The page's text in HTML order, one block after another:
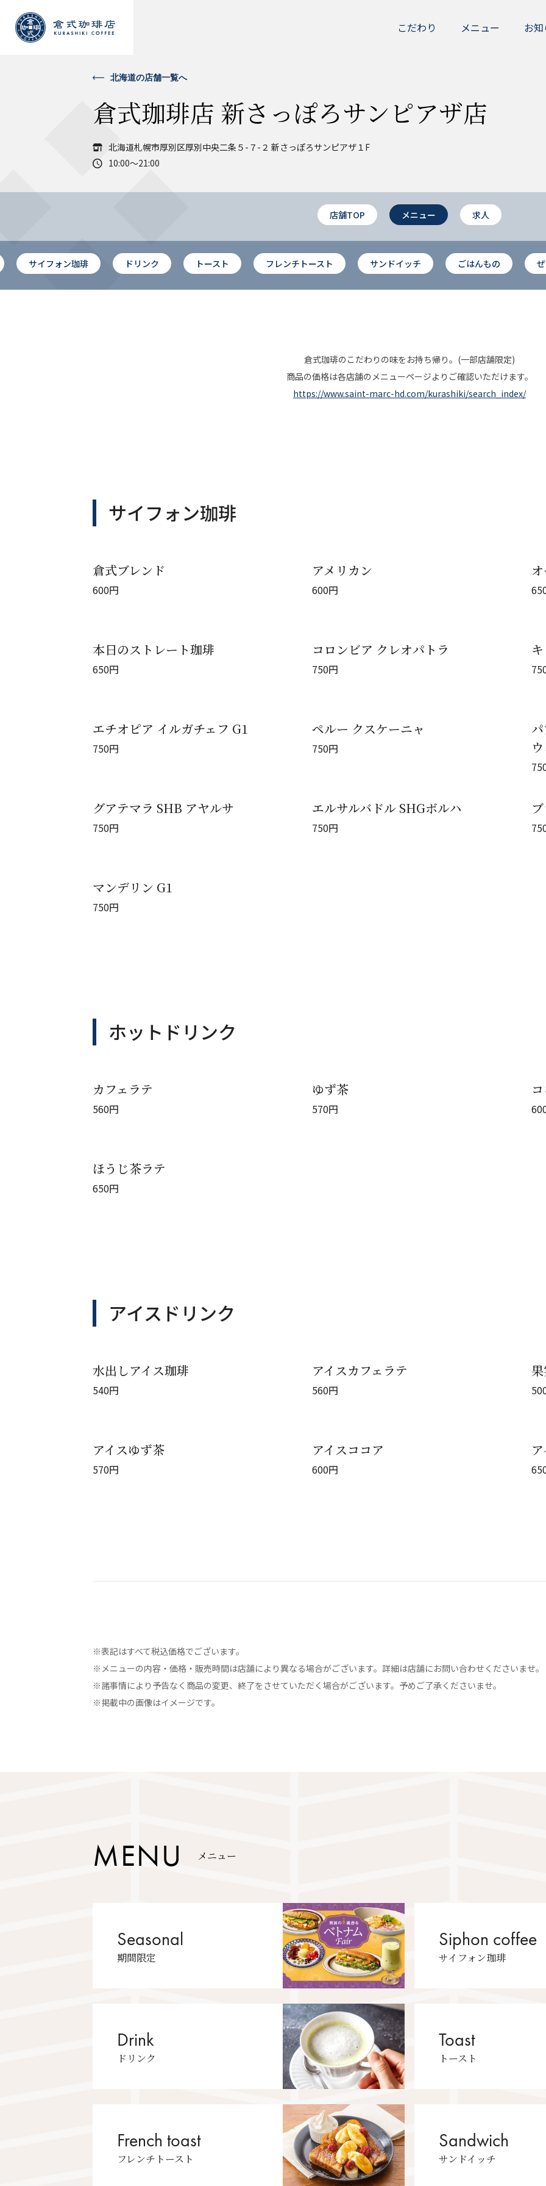
こだわり メニュー お
北海道の店舗一覧へ
倉式珈琲店 新さっぽろサンピアザ店
北海道札幌市厚別区厚別中央二条５-７-２ 新さっぽろサンピアザ１F
10:00～21:00
店舗TOP メニュー 求人
サイフォン珈琲 ドリンク トースト フレンチトースト サンドイッチ ごはんもの
倉式珈琲のこだわりの味をお持ち帰り。(一部店舗限定)
商品の価格は各店舗のメニューページよりご確認いただけます。
https://www.saint-marc-hd.com/kurashiki/search_index/
サイフォン珈琲
倉式ブレンド
600円
アメリカン
600円
本日のストレート珈琲
650円
コロンビア クレオパトラ
750円
エチオピア イルガチェフ G1
750円
ペルー クスケーニャ
750円
グアテマラ SHB アヤルサ
750円
エルサルバドル SHGボルハ
750円
マンデリン G1
750円
ホットドリンク
カフェラテ
560円
ゆず茶
570円
ほうじ茶ラテ
650円
アイスドリンク
水出しアイス珈琲
540円
アイスカフェラテ
560円
アイスゆず茶
570円
アイスココア
600円
※表記はすべて税込価格でございます。
※メニューの内容・価格・販売時間は店舗により異なる場合がございます。詳細は店舗にお問い合わせくださいませ。
※諸事情により予告なく商品の変更、終了をさせていただく場合がございます。予めご了承くださいませ。
※掲載中の画像はイメージです。
MENU メニュー
Seasonal
期間限定
Siphon coffee
サイフォン珈琲
Drink
ドリンク
Toast
トースト
French toast
フレンチトースト
Sandwich
サンドイッチ